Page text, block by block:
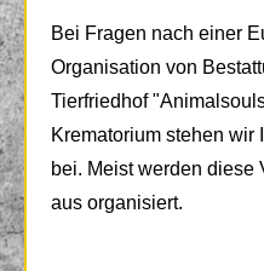
Bei Fragen nach einer
Organisation von
Tierfriedhof
Krematorium stehen wir
bei. Meist werden diese
aus organisiert.